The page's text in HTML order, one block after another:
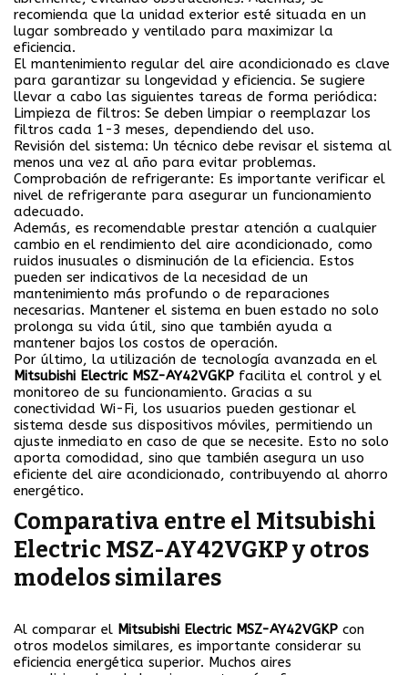
recomienda que la unidad exterior esté situada en un
lugar sombreado y ventilado para maximizar la
eficiencia.
El mantenimiento regular del aire acondicionado es clave
para garantizar su longevidad y eficiencia. Se sugiere
llevar a cabo las siguientes tareas de forma periódica:
Limpieza de filtros: Se deben limpiar o reemplazar los
filtros cada 1-3 meses, dependiendo del uso.
Revisión del sistema: Un técnico debe revisar el sistema al
menos una vez al año para evitar problemas.
Comprobación de refrigerante: Es importante verificar el
nivel de refrigerante para asegurar un funcionamiento
adecuado.
Además, es recomendable prestar atención a cualquier
cambio en el rendimiento del aire acondicionado, como
ruidos inusuales o disminución de la eficiencia. Estos
pueden ser indicativos de la necesidad de un
mantenimiento más profundo o de reparaciones
necesarias. Mantener el sistema en buen estado no solo
prolonga su vida útil, sino que también ayuda a
mantener bajos los costos de operación.
Por último, la utilización de tecnología avanzada en el
Mitsubishi Electric MSZ-AY42VGKP facilita el control y el
monitoreo de su funcionamiento. Gracias a su
conectividad Wi-Fi, los usuarios pueden gestionar el
sistema desde sus dispositivos móviles, permitiendo un
ajuste inmediato en caso de que se necesite. Esto no solo
aporta comodidad, sino que también asegura un uso
eficiente del aire acondicionado, contribuyendo al ahorro
energético.
Comparativa entre el Mitsubishi
Electric MSZ-AY42VGKP y otros
modelos similares
Al comparar el Mitsubishi Electric MSZ-AY42VGKP con
otros modelos similares, es importante considerar su
eficiencia energética superior. Muchos aires